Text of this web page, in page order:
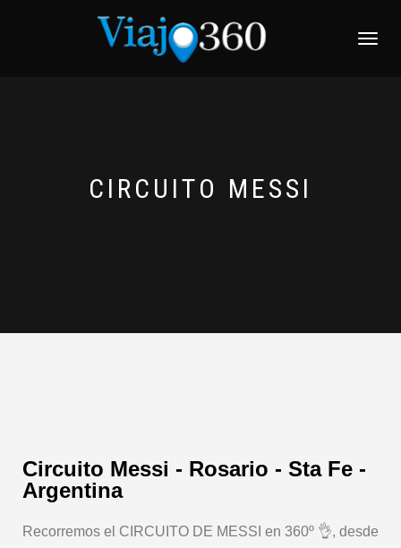
CIRCUITO MESSI
Circuito Messi - Rosario - Sta Fe -
Argentina
Recorremos el CIRCUITO DE MESSI en 360º 👌, desde